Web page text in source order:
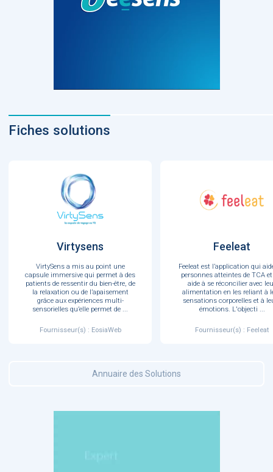
Fiches solutions
Virtysens
VirtySens a mis au point une
capsule immersive qui permet à des
patients de ressentir du bien-être, de
la relaxation ou de l’apaisement
grâce aux expériences multi-
sensorielles qu’elle permet de ...
Fournisseur(s) : EosiaWeb
Feeleat
Feeleat est l’application qui
personnes atteintes de TCA
aide à se réconcilier avec
alimentation en les reliant à
sensations corporelles et à
émotions. L'objecti ...
Fournisseur(s) : Feeleat
Annuaire des Solutions